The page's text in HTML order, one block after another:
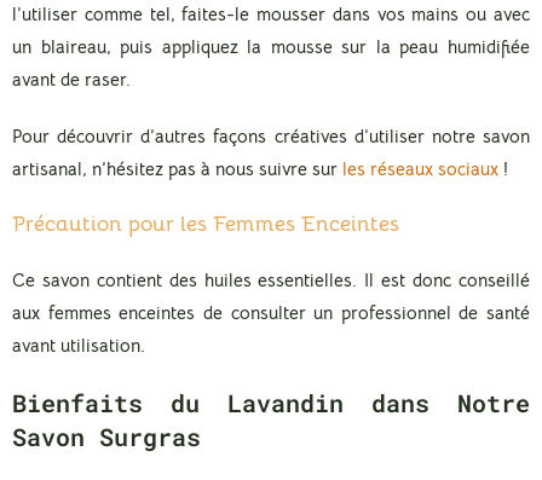
l’utiliser comme tel, faites-le mousser dans vos mains ou avec
un blaireau, puis appliquez la mousse sur la peau humidifiée
avant de raser.
Pour découvrir d’autres façons créatives d’utiliser notre savon
artisanal, n’hésitez pas à nous suivre sur les réseaux sociaux !
Précaution pour les Femmes Enceintes
Ce savon contient des huiles essentielles. Il est donc conseillé
aux femmes enceintes de consulter un professionnel de santé
avant utilisation.
Bienfaits du Lavandin dans Notre
Savon Surgras